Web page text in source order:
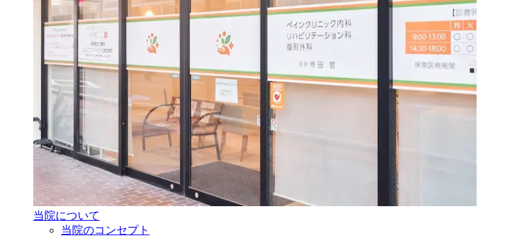
当院について
当院のコンセプト